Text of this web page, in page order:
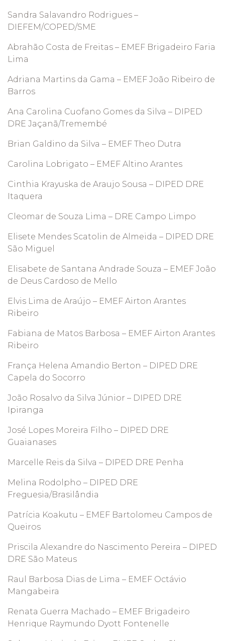
Sandra Salavandro Rodrigues –
DIEFEM/COPED/SME
Abrahão Costa de Freitas – EMEF Brigadeiro Faria
Lima
Adriana Martins da Gama – EMEF João Ribeiro de
Barros
Ana Carolina Cuofano Gomes da Silva – DIPED
DRE Jaçanã/Tremembé
Brian Galdino da Silva – EMEF Theo Dutra
Carolina Lobrigato – EMEF Altino Arantes
Cinthia Krayuska de Araujo Sousa – DIPED DRE
Itaquera
Cleomar de Souza Lima – DRE Campo Limpo
Elisete Mendes Scatolin de Almeida – DIPED DRE
São Miguel
Elisabete de Santana Andrade Souza – EMEF João
de Deus Cardoso de Mello
Elvis Lima de Araújo – EMEF Airton Arantes
Ribeiro
Fabiana de Matos Barbosa – EMEF Airton Arantes
Ribeiro
França Helena Amandio Berton – DIPED DRE
Capela do Socorro
João Rosalvo da Silva Júnior – DIPED DRE
Ipiranga
José Lopes Moreira Filho – DIPED DRE
Guaianases
Marcelle Reis da Silva – DIPED DRE Penha
Melina Rodolpho – DIPED DRE
Freguesia/Brasilândia
Patrícia Koakutu – EMEF Bartolomeu Campos de
Queiros
Priscila Alexandre do Nascimento Pereira – DIPED
DRE São Mateus
Raul Barbosa Dias de Lima – EMEF Octávio
Mangabeira
Renata Guerra Machado – EMEF Brigadeiro
Henrique Raymundo Dyott Fontenelle